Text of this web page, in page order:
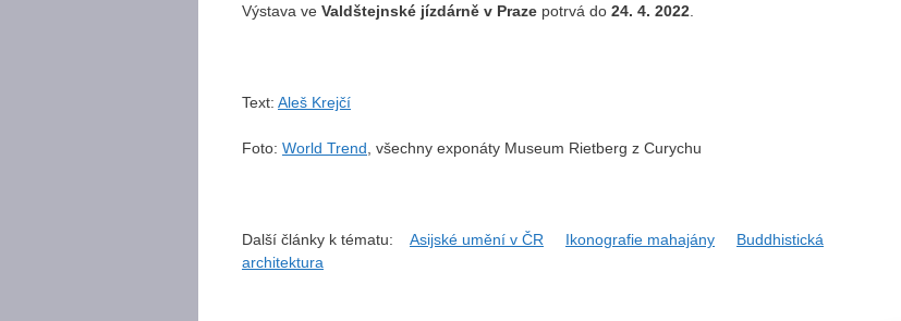
Výstava ve Valdštejnské jízdárně v Praze potrvá do 24. 4. 2022
Text: Aleš Krejčí
Foto: World Trend , všechny exponáty Museum Rietberg z Curychu
Další články k tématu: Asijské umění v ČR Ikonografie mahajány
Buddhistická
architektura